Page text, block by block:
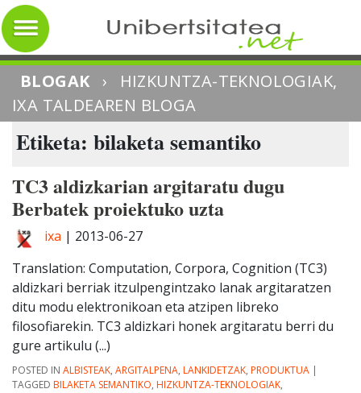
BLOGAK ›
HIZKUNTZA-TEKNOLOGIAK,
IXA TALDEAREN BLOGA
Etiketa: bilaketa semantiko
TC3 aldizkarian argitaratu dugu
Berbatek proiektuko uzta
ixa | 2013-06-27
Translation: Computation, Corpora, Cognition (TC3)
aldizkari berriak itzulpengintzako lanak argitaratzen
ditu modu elektronikoan eta atzipen libreko
filosofiarekin. TC3 aldizkari honek argitaratu berri du
gure artikulu (...)
POSTED IN ALBISTEAK, ARGITALPENA, LANKIDETZAK, PRODUKTUA |
TAGGED BILAKETA SEMANTIKO, HIZKUNTZA-TEKNOLOGIAK,